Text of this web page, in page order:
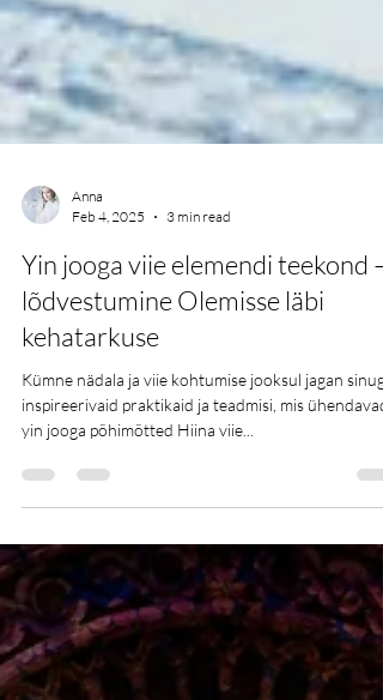
Feb 4, 2025
3 min read
Yin jooga viie elemendi teekond –
lõdvestumine Olemisse läbi
kehatarkuse
Kümne nädala ja viie kohtumise jooksul jagan sinuga
yin jooga põhimõtted Hiina viie...